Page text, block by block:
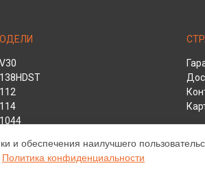
и обеспечения наилучшего
Политика конфиденциальности